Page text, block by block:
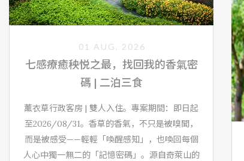
七感療癒秧悦之最，找回我的香氣密
碼 | 二泊三食
薰衣草行政客房 | 雙人入住。專案期間：即日起
至2026/08/31。香草的香氣，不只是被嗅聞，
而是被感受——輕輕「喚醒感知」，也喚回每個
人心中獨一無二的「記憶密碼」。源自奇萊山的
01 AUG, 2026